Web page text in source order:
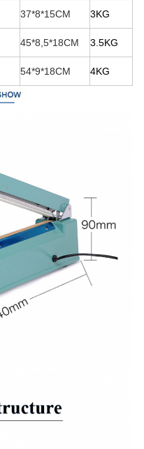
37*8*15CM 3KG
45*8,5*18CM 3.5KG
54*9*18CM 4KG